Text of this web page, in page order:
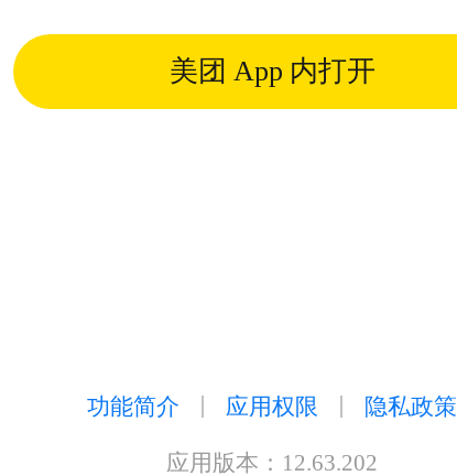
美团 App 内打开
功能简介 应用权限 隐私政策
应用版本： 12.63.202